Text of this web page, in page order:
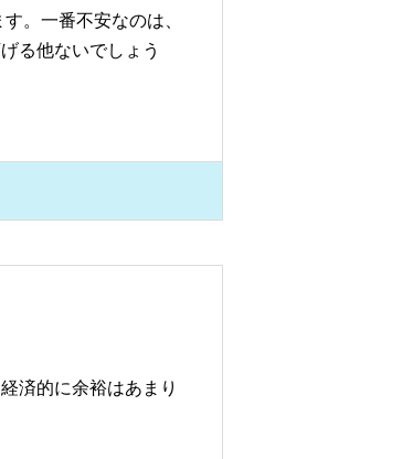
。一番不安なのは、
る他ないでしょう
済的に余裕はあまり